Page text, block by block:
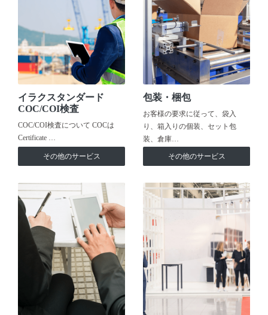
イラクスタンダード
COC/COI検査
COC/COI検査について COCは
Certificate …
その他のサービス
包装・梱包
お客様の要求に従って、袋入
り、箱入りの個装、セット包
装、倉庫…
その他のサービス